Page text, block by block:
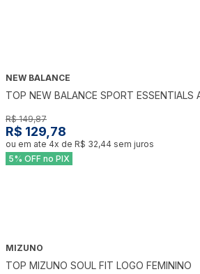
NEW BALANCE
TOP NEW BALANCE SPORT ESSENTIALS
R$ 149,87
R$ 129,78
ou em ate 4x de R$ 32,44 sem juros
5% OFF no PIX
MIZUNO
TOP MIZUNO SOUL FIT LOGO FEMININO